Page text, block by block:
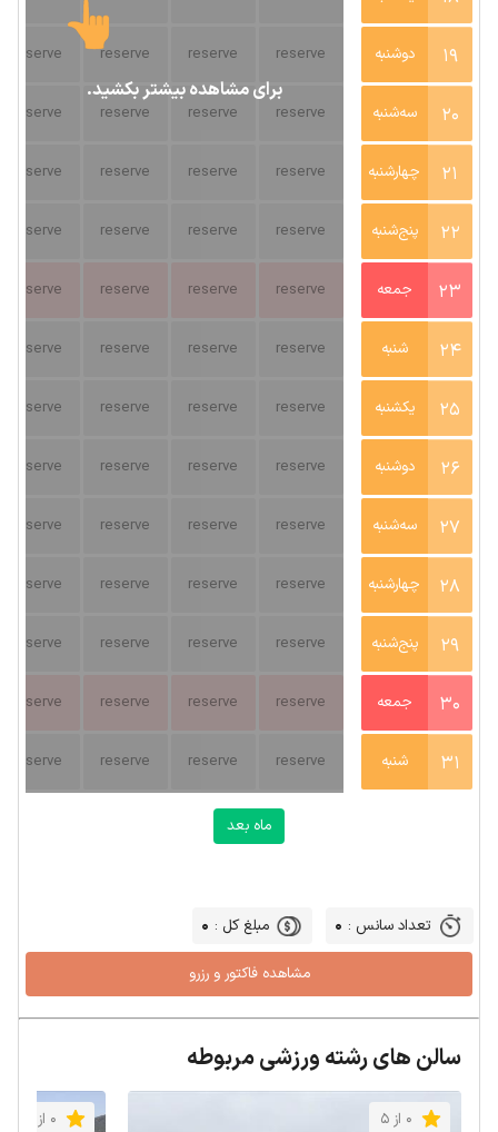
19 دوشنبه
20 سه‌شنبه
21 چهارشنبه
22 پنج‌شنبه
23 جمعه
24 شنبه
25 یکشنبه
26 دوشنبه
27 سه‌شنبه
28 چهارشنبه
29 پنج‌شنبه
30 جمعه
31 شنبه
برای مشاهده بیشتر بکشید.
reserve
reserve
reserve
reserve
reserve
reserve
reserve
reserve
reserve
reserve
reserve
reserve
reserve
reserve
reserve
reserve
reserve
reserve
reserve
reserve
reserve
reserve
reserve
reserve
reserve
reserve
reserve
reserve
reserve
reserve
reserve
reserve
reserve
reserve
reserve
reserve
reserve
reserve
reserve
reserve
reserve
reserve
reserve
reserve
reserve
reserve
reserve
reserve
reserve
reserve
reserve
reserve
ماه بعد
تعداد سانس : 0 مبلغ کل : 0
سالن های رشته ورزشی مربوطه
0 از 5 0 از 5